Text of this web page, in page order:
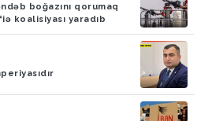
boğazını qorumaq
koalisiyası yaradıb